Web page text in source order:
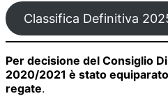
Classifica Definitiva
Per decisione del Consiglio
2020/2021 è stato
regate.